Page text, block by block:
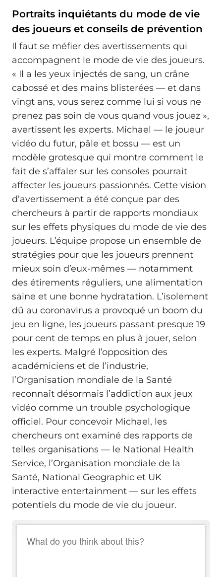
Portraits inquiétants du mode de vie
des joueurs et conseils de prévention
Il faut se méfier des avertissements qui
accompagnent le mode de vie des joueurs.
« Il a les yeux injectés de sang, un crâne
cabossé et des mains blisterées — et dans
vingt ans, vous serez comme lui si vous ne
prenez pas soin de vous quand vous jouez »,
avertissent les experts. Michael — le joueur
vidéo du futur, pâle et bossu — est un
modèle grotesque qui montre comment le
fait de s’affaler sur les consoles pourrait
affecter les joueurs passionnés. Cette vision
d’avertissement a été conçue par des
chercheurs à partir de rapports mondiaux
sur les effets physiques du mode de vie des
joueurs. L’équipe propose un ensemble de
stratégies pour que les joueurs prennent
mieux soin d’eux-mêmes — notamment
des étirements réguliers, une alimentation
saine et une bonne hydratation. L’isolement
dû au coronavirus a provoqué un boom du
jeu en ligne, les joueurs passant presque 19
pour cent de temps en plus à jouer, selon
les experts. Malgré l’opposition des
académiciens et de l’industrie,
l’Organisation mondiale de la Santé
reconnaît désormais l’addiction aux jeux
vidéo comme un trouble psychologique
officiel. Pour concevoir Michael, les
chercheurs ont examiné des rapports de
telles organisations — le National Health
Service, l’Organisation mondiale de la
Santé, National Geographic et UK
interactive entertainment — sur les effets
potentiels du mode de vie du joueur.